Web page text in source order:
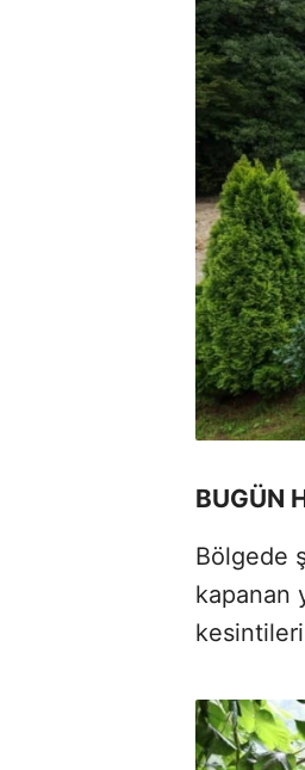
BUGÜN
Bölgede
kapanan